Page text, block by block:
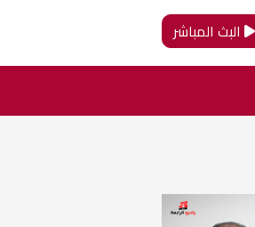
البث المباشر